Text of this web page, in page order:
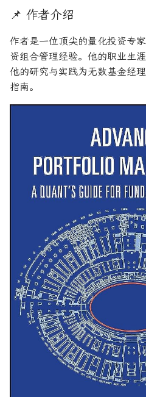
擎
第 2 章: 从理念到利润的问
题
第 3 章: 风险与绩效的巡礼
第 5 章: 理解因子
第 6 章: 有效的 Alpha 大
小调整策略
第 7 章: 因子风险管理
第 8 章: 理解你的表现
第 9 章: 管理亏损
第 10 章: 设定可持续的杠
杆比率
附录: 关键风险模型公式
OpenAI发布号称"最强大"的
GPT-4.5模型
深度解析:如何用DeepSeek-
R1对特斯拉相关新闻进行情
感分析并生成投资建议
ChatGPT与Langchain构建专
2025年AI量化论文优选41篇
2024年AI量化论文精选
2024年LLM量化论文
AI量化交易基础
ChatGPT量化实战
ChatGPT选股策略
论文速读与复现
冲基金
大奖章基金：文艺复兴科技公
司里独一无二的赚钱机器
听过的神秘自营交易公司
规模越大代表业绩越好？论对
冲基金规模与其表现的关系
量化行业与雇主类型全览
量化薪资揭秘：量化从业者赚
多少钱？
剑桥北大课程
城市如何影响你的量化生涯
量化金融最佳学位推荐
量化交易员职业路径揭秘
两种量化面试官类型解析
量化交易员的日常工作揭秘
如何写出完美的量化简历
2023量化金融求职与实习指
南
如何拿下IMC Trading量化实
如何拿下Jane Street量化实
📌 作者介绍
作者是一位顶尖的量化投资专
资组合管理经验。他的职业生
他的研究与实践为无数基金经
指南。